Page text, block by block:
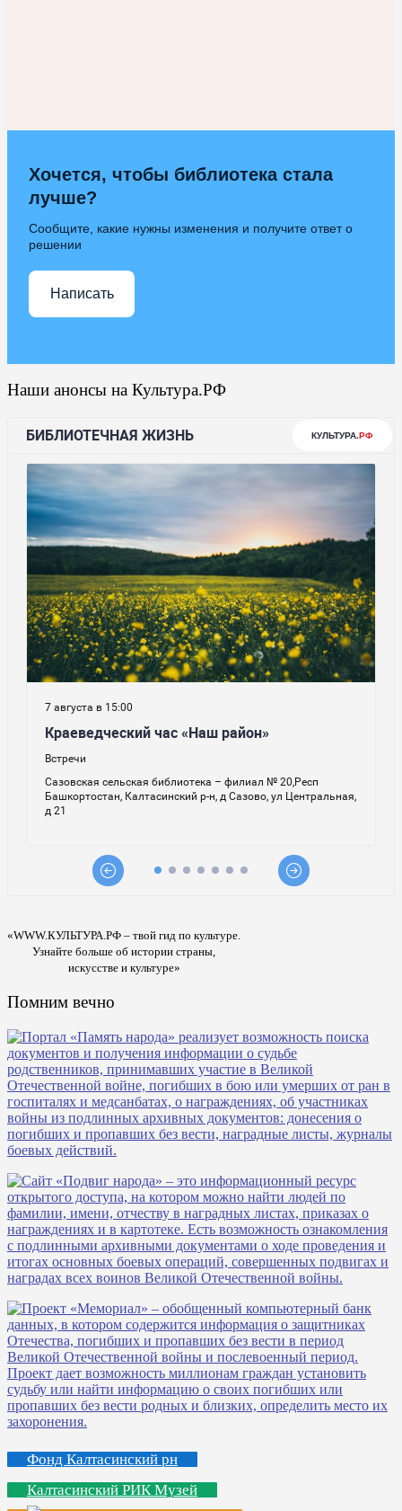
Хочется, чтобы библиотека стала
лучше?
Сообщите, какие нужны изменения и получите ответ о
решении
Написать
Наши анонсы на Культура.РФ
«WWW.КУЛЬТУРА.РФ – твой гид по культуре.
Узнайте больше об истории страны,
искусстве и культуре»
Помним вечно
Фонд Калтасинский рн
Калтасинский РИК Музей